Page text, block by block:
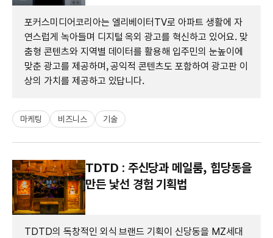
포커스미디어코리아는 엘리베이터TV로 아파트 생활에 자
연스럽게 녹아들며 디지털 옥외 광고를 혁신하고 있어요. 맞
춤형 콘텐츠와 지역별 데이터를 활용해 입주민의 눈높이에
맞춘 광고를 제공하며, 공익적 콘텐츠도 포함하여 광고판 이
상의 가치를 제공하고 있답니다.
마케팅 비즈니스 기술
TDTD : 주신당과 메일룸, 힙당동을
만든 낯선 경험 기획법
TDTD의 독창적인 외식 브랜드 기획이 신당동을 MZ세대